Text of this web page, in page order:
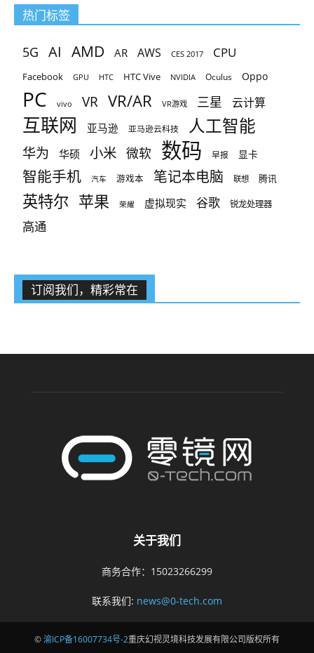
热门标签
5G AI AMD AR AWS CES 2017 CPU
Facebook GPU HTC HTC Vive NVIDIA Oculus Oppo
PC vivo VR VR/AR VR游戏 三星 云计算
互联网 亚马逊 亚马逊云科技 人工智能
华为 华硕 小米 微软 数码 早报 显卡
智能手机 汽车 游戏本 笔记本电脑 联想 腾讯
英特尔 苹果 荣耀 虚拟现实 谷歌 锐龙处理器
高通
订阅我们，精彩常在
关于我们
商务合作：15023266299
联系我们: news@0-tech.com
©渝ICP备16007734号-2重庆幻视灵境科技发展有限公司版权所有